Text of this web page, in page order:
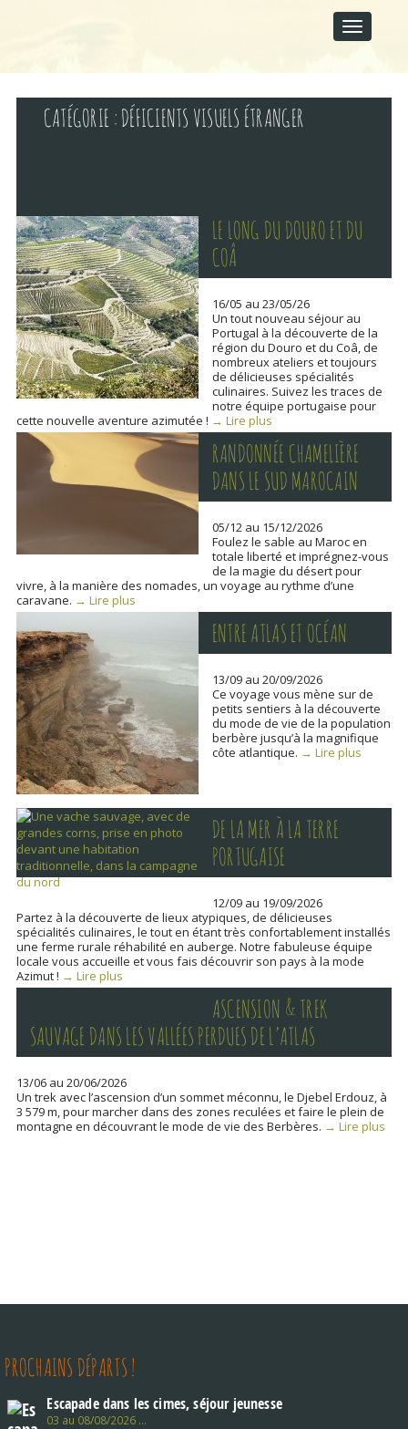
E
t
o
CATÉGORIE :DÉFICIENTS VISUELS ÉTRANGER
LE LONG DU DOURO ET DU
COÂ
16/05 au 23/05/26
Un tout nouveau séjour au
Portugal à la découverte de la
région du Douro et du Coâ, de
nombreux ateliers et toujours
de délicieuses spécialités
culinaires. Suivez les traces de
notre équipe portugaise pour
cette nouvelle aventure azimutée ! → Lire plus
RANDONNÉE CHAMELIÈRE
DANS LE SUD MAROCAIN
05/12 au 15/12/2026
Foulez le sable au Maroc en
totale liberté et imprégnez-vous
de la magie du désert pour
vivre, à la manière des nomades, un voyage au rythme d’une
caravane. → Lire plus
ENTRE ATLAS ET OCÉAN
13/09 au 20/09/2026
Ce voyage vous mène sur de
petits sentiers à la découverte
du mode de vie de la population
berbère jusqu’à la magnifique
côte atlantique. → Lire plus
DE LA MER À LA TERRE
PORTUGAISE
12/09 au 19/09/2026
Partez à la découverte de lieux atypiques, de délicieuses
spécialités culinaires, le tout en étant très confortablement installés
une ferme rurale réhabilité en auberge. Notre fabuleuse équipe
locale vous accueille et vous fais découvrir son pays à la mode
Azimut ! → Lire plus
ASCENSION & TREK
SAUVAGE DANS LES VALLÉES PERDUES DE L’ATLAS
13/06 au 20/06/2026
Un trek avec l’ascension d’un sommet méconnu, le Djebel Erdouz, à
3 579 m, pour marcher dans des zones reculées et faire le plein de
montagne en découvrant le mode de vie des Berbères. → Lire plus
i
o
PROCHAINS DÉPARTS !
Escapade dans les cimes, séjour jeunesse
03 au 08/08/2026 …